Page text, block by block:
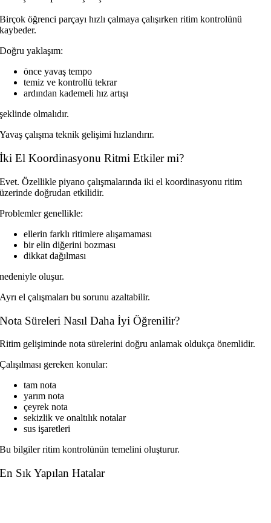
Birçok öğrenci parçayı hızlı çalmaya çalışırken ritim kontrolünü
kaybeder.
Doğru yaklaşım:
önce yavaş tempo
temiz ve kontrollü tekrar
ardından kademeli hız artışı
şeklinde olmalıdır.
Yavaş çalışma teknik gelişimi hızlandırır.
İki El Koordinasyonu Ritmi Etkiler mi?
Evet. Özellikle piyano çalışmalarında iki el koordinasyonu ritim
üzerinde doğrudan etkilidir.
Problemler genellikle:
ellerin farklı ritimlere alışamaması
bir elin diğerini bozması
dikkat dağılması
nedeniyle oluşur.
Ayrı el çalışmaları bu sorunu azaltabilir.
Nota Süreleri Nasıl Daha İyi Öğrenilir?
Ritim gelişiminde nota sürelerini doğru anlamak oldukça önemlidir.
Çalışılması gereken konular:
tam nota
yarım nota
çeyrek nota
sekizlik ve onaltılık notalar
sus işaretleri
Bu bilgiler ritim kontrolünün temelini oluşturur.
En Sık Yapılan Hatalar